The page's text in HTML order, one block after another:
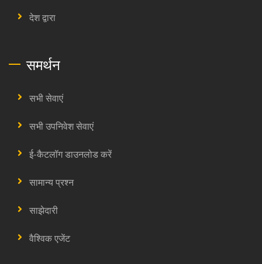
देश द्वारा
समर्थन
सभी सेवाएं
सभी उपनिवेश सेवाएं
ई-कैटलॉग डाउनलोड करें
सामान्य प्रश्न
साझेदारी
वैश्विक एजेंट